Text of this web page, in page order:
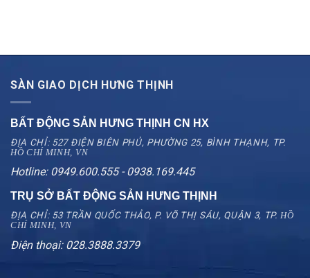
SÀN GIAO DỊCH HƯNG THỊNH
BẤT ĐỘNG SẢN HƯNG THỊNH CN HX
ĐỊA CHỈ: 527 ĐIỆN BIÊN PHỦ, PHƯỜNG 25, BÌNH THẠNH, TP.
HỒ CHÍ MINH, VN
Hotline: 0949.600.555 - 0938.169.445
TRỤ SỞ BẤT ĐỘNG SẢN HƯNG THỊNH
ĐỊA CHỈ: 53 TRẦN QUỐC THẢO, P. VÕ THỊ SÁU, QUẬN 3, TP.HỒ
CHÍ MINH, VN
Điện thoại: 028.3888.3379